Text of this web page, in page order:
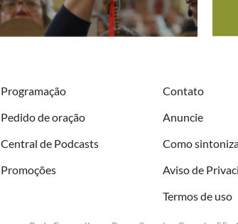
Programação
Pedido de oração
Central de Podcasts
Promoções
Contato
Anuncie
Como
Aviso de
Termos de uso